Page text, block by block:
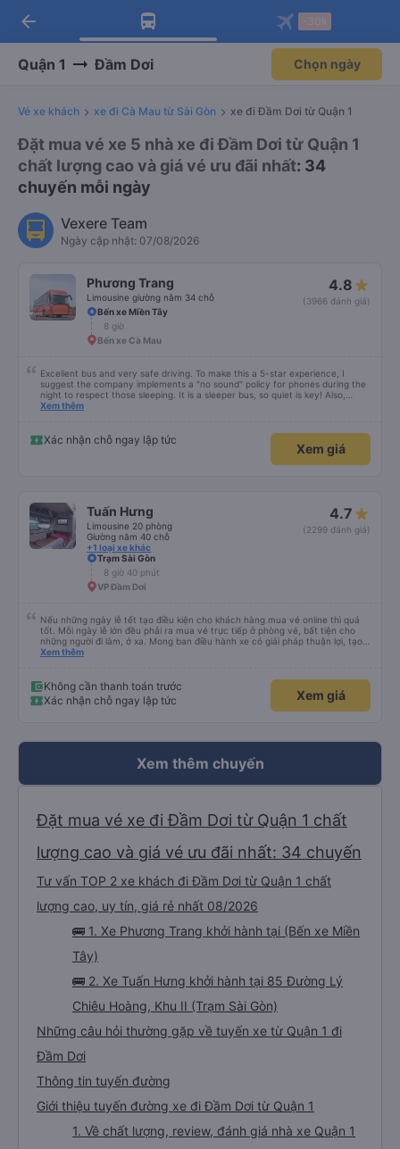
Tải app Vexere ngay!
Nhận ưu đãi thành viên độc
Mở app
Tải app Vexere
-30k/ghế khi đặt vé máy bay qua
Mở app
arrow_back
Quận 1 Đầm Dơi Chọn ngày
Vé xe khách xe đi Cà Mau từ Sài Gòn xe đi Đầm Dơi từ Quận 1
Đặt mua vé xe 5 nhà xe đi Đầm Dơi từ Quận 1
chất lượng cao và giá vé ưu đãi nhất: 34
chuyến mỗi ngày
Vexere Team
Ngày cập nhật: 07/08/2026
Phương Trang
Limousine giường nằm 34 chỗ
4.8
(3966 đánh giá)
Bến xe Miền Tây
8 giờ
Bến xe Cà Mau
Excellent bus and very safe driving. To make this a 5-star experience, I
suggest the company implements a "no sound" policy for phones during the
night to respect those sleeping. It is a sleeper bus, so quiet is key! Also,
please display the Wi-Fi password clearly inside the cabin for convenience. I
quy định rõ ràng về việc giữ im lặng (tắt âm thanh điện thoại) vào ban đêm
để tránh làm phiền hành khách khác ngủ. Ngoài ra, nhà xe nên dán sẵn mật
khẩu Wi-Fi trong xe để hành khách dễ dàng sử dụng. Tôi vẫn sẽ tiếp tục ủng
Xem thêm
Xác nhận chỗ ngay lập tức
Xem giá
Tuấn Hưng
Limousine 20 phòng
Giường nằm 40 chỗ
+1 loại xe khác
4.7
(2299 đánh giá)
Trạm Sài Gòn
8 giờ 40 phút
VP Đầm Dơi
Nếu những ngày lễ tết tạo điều kiện cho khách hàng mua vé online thì quá
tốt. Mỗi ngày lễ lớn đều phải ra mua vé trực tiếp ở phòng vé, bất tiện cho
những người đi làm, ở xa. Mong ban điều hành xe có giải pháp thuận lợi, tạo
điều kiện cho khách hàng mua vé online (chuyển khoản khi mua vé). Kính
Xem thêm
Không cần thanh toán trước
Xác nhận chỗ ngay lập tức
Xem giá
Xem thêm chuyến
Đặt mua vé xe đi Đầm Dơi từ Quận 1 chất
lượng cao và giá vé ưu đãi nhất: 34 chuyến
Tư vấn TOP 2 xe khách đi Đầm Dơi từ Quận 1 chất
lượng cao, uy tín, giá rẻ nhất 08/2026
🚌 1. Xe Phương Trang khởi hành tại (Bến xe Miền
Tây)
🚌 2. Xe Tuấn Hưng khởi hành tại 85 Đường Lý
Chiêu Hoàng, Khu II (Trạm Sài Gòn)
Những câu hỏi thường gặp về tuyến xe từ Quận 1 đi
Đầm Dơi
Thông tin tuyến đường
Giới thiệu tuyến đường xe đi Đầm Dơi từ Quận 1
1. Về chất lượng, review, đánh giá nhà xe Quận 1